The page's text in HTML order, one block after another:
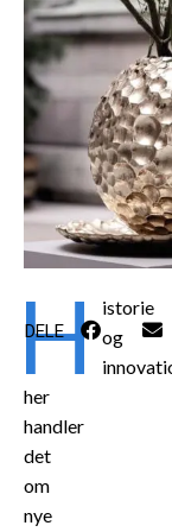
H istorie
og
her
handler
det
om
nye
DELE